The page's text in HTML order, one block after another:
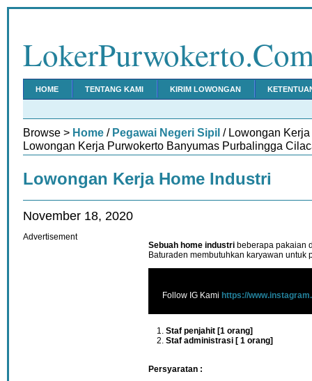
HOME TENTANG KAMI KIRIM LOWONGAN
Browse > Home / Pegawai Negeri Sipil / Lowongan
Lowongan Kerja Purwokerto Banyumas Purbalingga
Lowongan Kerja Home Industri
November 18, 2020
Sebuah home industri beberapa pakaian
Baturaden membutuhkan karyawan untuk
Follow IG Kami https://
Staf penjahit [1 orang]
Staf administrasi [ 1 orang]
Persyaratan :
Advertisement